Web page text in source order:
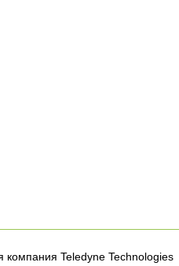
компания Teledyne Technologies